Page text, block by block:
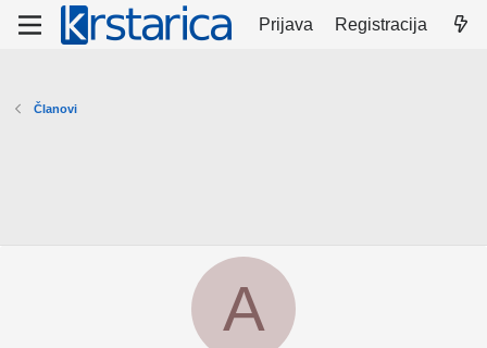
Prijava Registracija
Članovi
A